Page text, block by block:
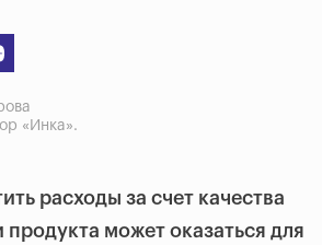
«Инка».
расходы за счет качества
может оказаться для